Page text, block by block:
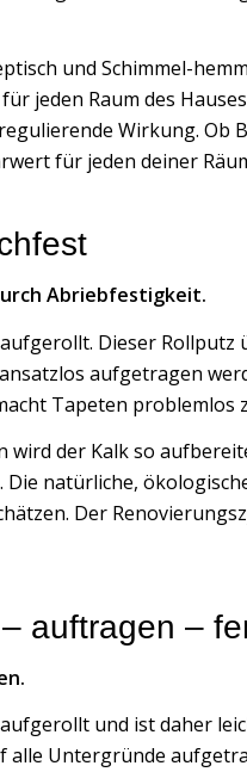
und Schimmel-
jeden Raum des
Wirkung. Ob
für jeden deiner
Abriebfestigkeit.
Dieser Rollputz
aufgetragen
Tapeten problemlos
der Kalk so
natürliche,
Der
auftragen –
und ist daher
alle Untergründe